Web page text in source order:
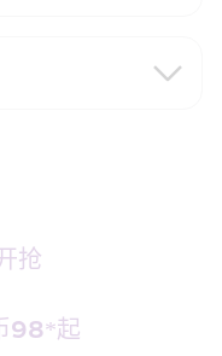
抢
98*起